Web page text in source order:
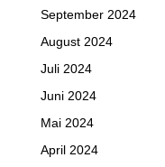
September 2024
August 2024
Juli 2024
Juni 2024
Mai 2024
April 2024